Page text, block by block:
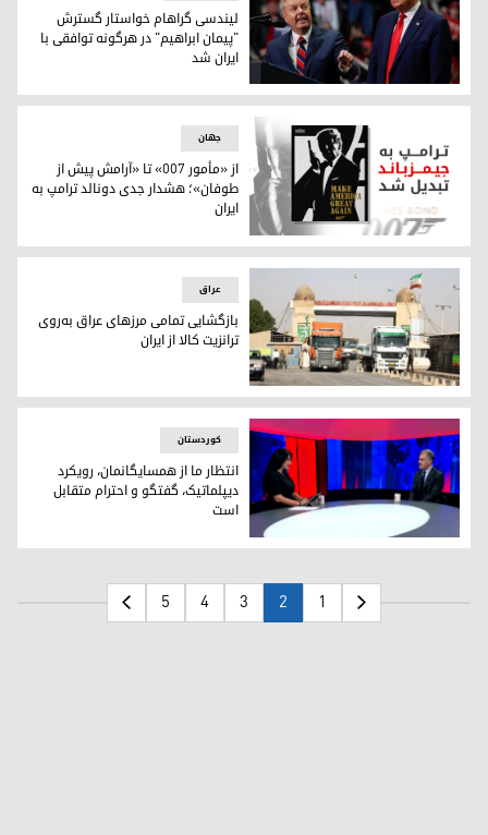
لیندسی گراهام، سناتور جمهوری‌خواه آمریکا و دونالد ترامپ
لیندسی گراهام خواستار گسترش
"پیمان ابراهیم" در هرگونه توافقی با
ایران شد
از «مأمور ۰۰۷» تا «آرامش پیش از طوفان»؛ هشدار جدی دونالد ترامپ به ایران
جهان
از «مأمور ۰۰۷» تا «آرامش پیش از
طوفان»؛ هشدار جدی دونالد ترامپ به
ایران
بازگشایی تمامی مرزهای عراق به‌روی ترانزیت کالا از ایران
عراق
بازگشایی تمامی مرزهای عراق به‌روی
ترانزیت کالا از ایران
انتظار ما از همسایگانمان، رویکرد دیپلماتیک، گفتگو و احترام
کوردستان
انتظار ما از همسایگانمان، رویکرد
دیپلماتیک، گفتگو و احترام متقابل
است
1
2
3
4
5